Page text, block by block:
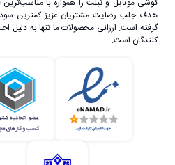
هدف جلب رضایت مشتریان عزیز کمترین
گرفته است. ارزانی محصولات ما تنها به دلیل
کنندگان است.